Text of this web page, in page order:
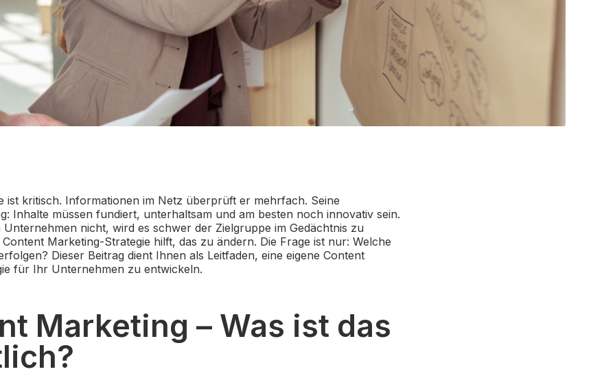
ist kritisch. Informationen im Netz überprüft er mehrfach. Seine
Inhalte müssen fundiert, unterhaltsam und am besten noch innovativ sein.
Unternehmen nicht, wird es schwer der Zielgruppe im Gedächtnis zu
Content Marketing-Strategie hilft, das zu ändern. Die Frage ist nur: Welche
Dieser Beitrag dient Ihnen als Leitfaden, eine eigene Content
für Ihr Unternehmen zu entwickeln.
Marketing – Was ist das